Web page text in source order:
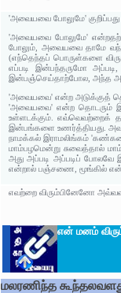
'அவையவை போலுமே'
'அவையவை போலுமே'
போலும், அவையவை தாமே
(எந்தெந்தப் பொருள்களை
எப்படி இன்பந்தருமோ
இன்பஞ்செய்தாற்போல, அந்த
'அவையவை' என்ற அடுக்குத்
'அவையவை' என்ற தொடரும்
உள்ளடக்கும். எவ்வெவற்றைக்
இன்பங்களை உணர்த்தியது.
நாமக்கல் இராமலிங்கம்
மாம்பழமென்று சுவைத்தால்
அது அப்படி அப்படிப்
என்றால் பஞ்சணை, மூங்கில்
எவற்றை விரும்பினேனோ
என் மனம்
மலரணிந்த